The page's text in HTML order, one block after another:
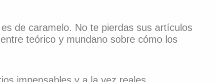
de caramelo. No te pierdas sus artículos
teórico y mundano sobre cómo los